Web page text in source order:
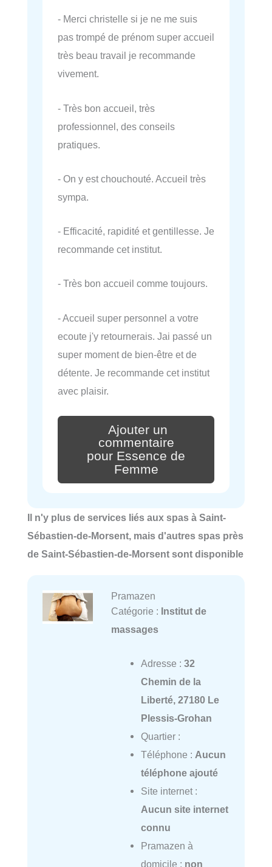
- Merci christelle si je ne me suis
pas trompé de prénom super accueil
très beau travail je recommande
vivement.
- Très bon accueil, très
professionnel, des conseils
pratiques.
- On y est chouchouté. Accueil très
sympa.
- Efficacité, rapidité et gentillesse. Je
recommande cet institut.
- Très bon accueil comme toujours.
- Accueil super personnel a votre
ecoute j'y retournerais. Jai passé un
super moment de bien-être et de
détente. Je recommande cet institut
avec plaisir.
Ajouter un
commentaire
pour Essence de
Femme
Il n'y plus de services liés aux spas à Saint-
Sébastien-de-Morsent, mais d'autres spas près
de Saint-Sébastien-de-Morsent sont disponible
Pramazen
Catégorie : Institut de
massages
Adresse : 32
Chemin de la
Liberté, 27180 Le
Plessis-Grohan
Quartier :
Téléphone : Aucun
téléphone ajouté
Site internet :
Aucun site internet
connu
Pramazen à
domicile : non